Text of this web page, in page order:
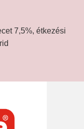
7,5%, étkezési